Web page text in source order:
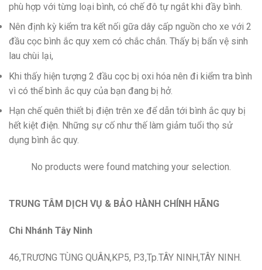
phù hợp với từng loại bình, có chế đô tự ngắt khi đầy bình.
Nên định kỳ kiểm tra kết nối gữa dây cấp nguồn cho xe với 2
đầu cọc bình ắc quy xem có chắc chắn. Thấy bị bẩn vệ sinh
lau chùi lại,
Khi thấy hiện tượng 2 đầu cọc bị oxi hóa nên đi kiểm tra bình
vì có thể bình ắc quy của bạn đang bị hở.
Hạn chế quên thiết bị điện trên xe để dẫn tới bình ắc quy bị
hết kiệt điện. Những sự cố như thế làm giảm tuổi thọ sử
dụng bình ắc quy.
No products were found matching your selection.
TRUNG TÂM DỊCH VỤ & BẢO HÀNH CHÍNH HÃNG
Chi Nhánh Tây Ninh
46,TRƯƠNG TÙNG QUÂN,KP5, P.3,Tp.TÂY NINH,TÂY NINH.